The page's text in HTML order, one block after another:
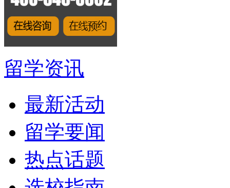
留学资讯
最新活动
留学要闻
热点话题